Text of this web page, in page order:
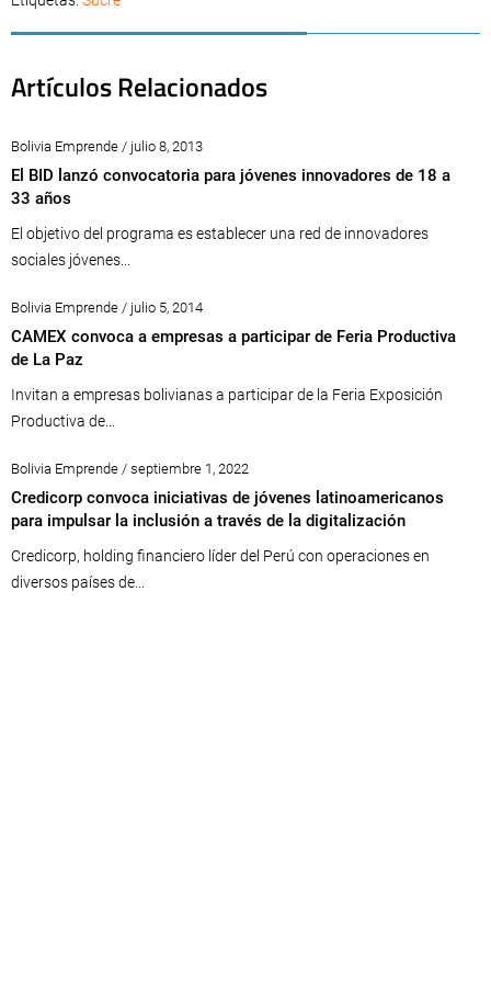
Artículos Relacionados
Bolivia Emprende / julio 8, 2013
El BID lanzó convocatoria para jóvenes innovadores de 18 a
33 años
El objetivo del programa es establecer una red de innovadores
sociales jóvenes...
Bolivia Emprende / julio 5, 2014
CAMEX convoca a empresas a participar de Feria Productiva
de La Paz
Invitan a empresas bolivianas a participar de la Feria Exposición
Productiva de...
Bolivia Emprende / septiembre 1, 2022
Credicorp convoca iniciativas de jóvenes latinoamericanos
para impulsar la inclusión a través de la digitalización
Credicorp, holding financiero líder del Perú con operaciones en
diversos países de...